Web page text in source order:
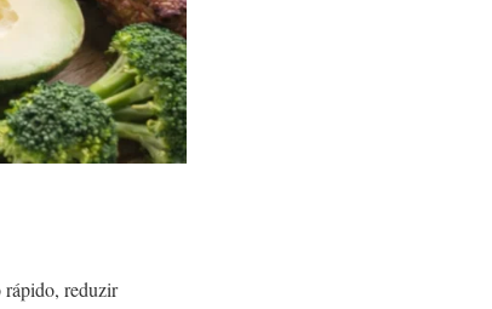
rápido, reduzir